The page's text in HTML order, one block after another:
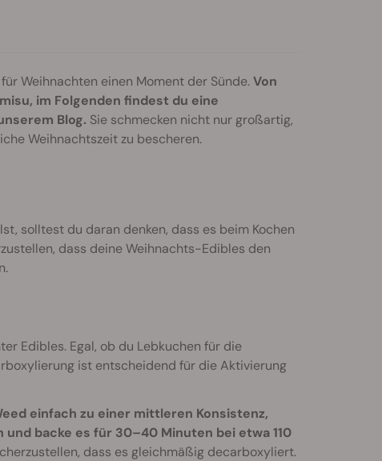
für Weihnachten einen Moment der Sünde.Von
im Folgenden findest du eine
Blog. Sie schmecken nicht nur großartig,
Weihnachtszeit zu bescheren.
solltest du daran denken, dass es beim Kochen
dass deine Weihnachts-Edibles den
Edibles. Egal, ob du Lebkuchen für die
ist entscheidend für die Aktivierung
einfach zu einer mittleren Konsistenz,
backe es für 30–40 Minuten bei etwa 110
dass es gleichmäßig decarboxyliert.